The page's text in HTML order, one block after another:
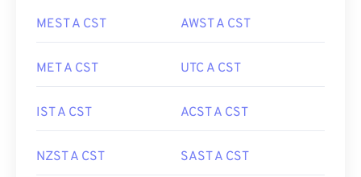
MEST A CST AWST A CST
MET A CST UTC A CST
IST A CST ACST A CST
NZST A CST SAST A CST